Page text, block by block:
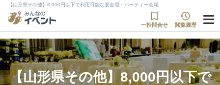
【山形県その他】8,000円以下で利用可能な宴会場・パーティー会場
一括問合せ 閲覧履歴
【山形県その他】8,000円以下で